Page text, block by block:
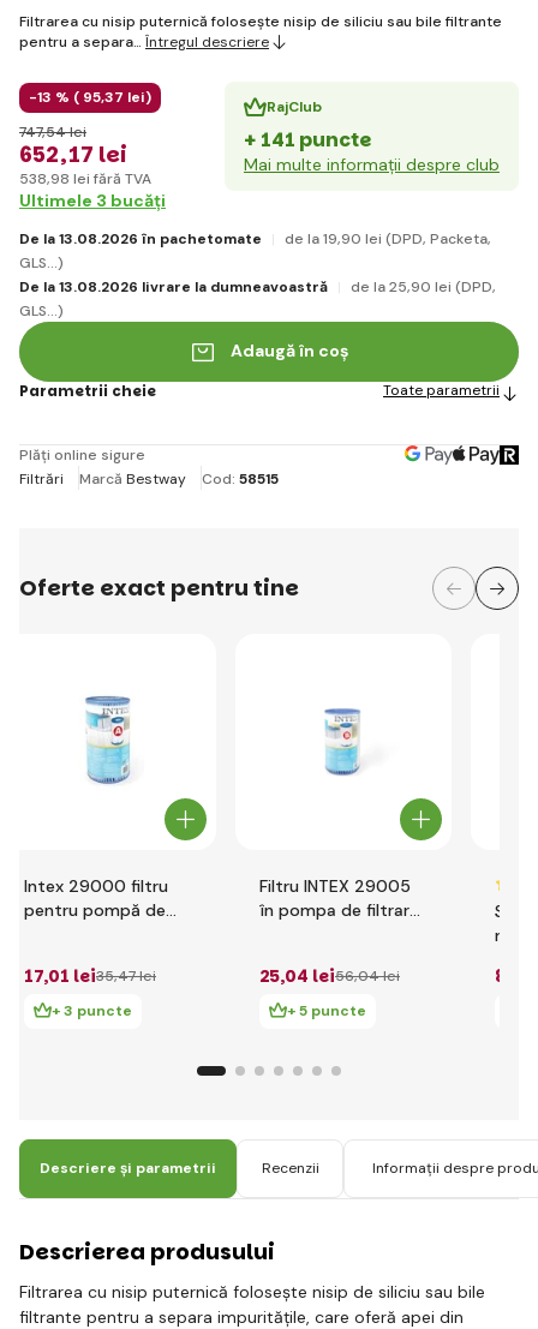
Filtrarea cu nisip puternică folosește nisip de siliciu sau bile filtrante
pentru a separa… Întregul descriere
-13 % ( 95,37 lei)
652,17 lei
747,54 lei
538,98 lei fără TVA
RajClub
+ 141 puncte
Mai multe informații despre club
Ultimele 3 bucăți
De la 13.08.2026 în pachetomate de la 19,90 lei (DPD, Packeta,
GLS...)
De la 13.08.2026 livrare la dumneavoastră
de la 25,90 lei (DPD,
GLS...)
Adaugă în coș
Parametrii cheie Toate parametrii
Plăți online sigure
Filtrări
Marcă Bestway Cod: 58515
Oferte exact pentru tine
Intex 29000 filtru
pentru pompă de
17,01 lei35,47 lei
+ 3 puncte
Filtru INTEX 29005
în pompa de filtrare
25,04 lei56,04 lei
+ 5 puncte
nisip
852
Descriere și parametrii Recenzii Informații despre
Descrierea produsului
Filtrarea cu nisip puternică folosește nisip de siliciu sau bile
filtrante pentru a separa impuritățile, care oferă apei din